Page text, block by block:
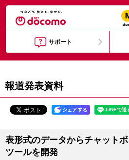
サポート
報道発表資料
表形式のデータからチャット
ツールを開発